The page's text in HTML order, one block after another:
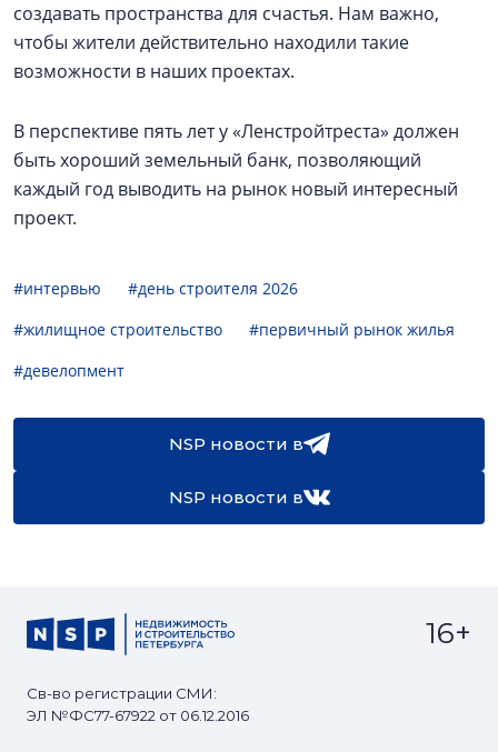
создавать пространства для счастья. Нам важно,
чтобы жители действительно находили такие
возможности в наших проектах.
В перспективе пять лет у «Ленстройтреста» должен
быть хороший земельный банк, позволяющий
каждый год выводить на рынок новый интересный
проект.
#интервью
#день строителя 2026
#жилищное строительство
#первичный рынок жилья
#девелопмент
NSP новости в
NSP новости в
Св-во регистрации СМИ:
ЭЛ №ФС77-67922 от 06.12.2016
16+